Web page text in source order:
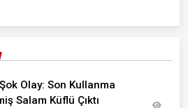
Olay: Son Kullanma
Salam Küflü Çıktı